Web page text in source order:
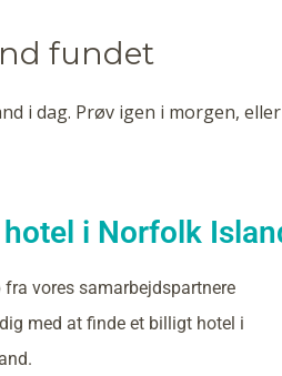
fundet
i dag. Prøv igen i morgen, eller
i Norfolk
vores samarbejdspartnere
med at finde et billigt hotel i